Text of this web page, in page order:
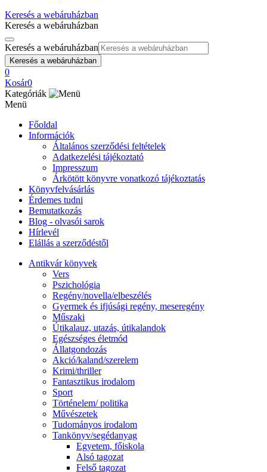
Keresés a webáruházban
Keresés a webáruházban
Keresés a webáruházban
Keresés a webáruházban
0
Kosár0
Kategóriák
Menü
Főoldal
Információk
Általános szerződési feltételek
Adatkezelési tájékoztató
Impresszum
Árkötött könyvre vonatkozó tájékoztatás
Könyvfelvásárlás
Érdemes tudni
Bemutatkozás
Blog - olvasói sarok
Hírlevél
Elállás a szerződéstől
Antikvár könyvek
Vers
Pszichológia
Regény/novella/elbeszélés
Gyermek és ifjúsági regény, meseregény
Műszaki
Útikalauz, utazás, útikalandok
Egészséges életmód
Állatgondozás
Akció/kaland/szerelem
Krimi/thriller
Fantasztikus irodalom
Sport
Történelem/ politika
Művészetek
Tudományos irodalom
Tankönyv/segédanyag
Egyetem, főiskola
Alsó tagozat
Felső tagozat